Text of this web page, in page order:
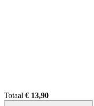
Totaal € 13,90